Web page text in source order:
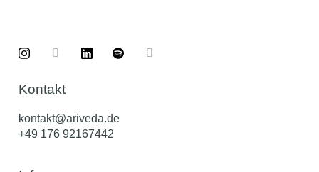
Kontakt
kontakt@ariveda.de
+49 176 92167442